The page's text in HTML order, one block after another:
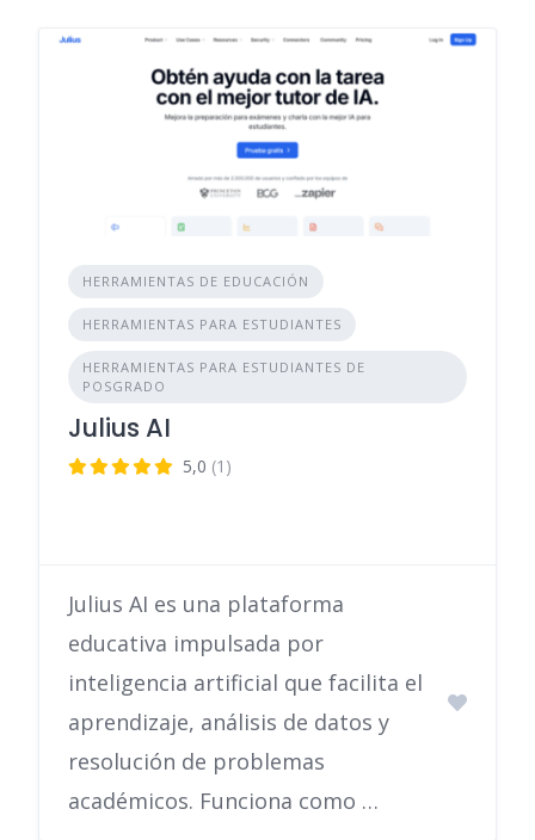
HERRAMIENTAS DE EDUCACIÓN
HERRAMIENTAS PARA ESTUDIANTES
HERRAMIENTAS PARA ESTUDIANTES DE
POSGRADO
Julius AI
5,0 (1)
Julius AI es una plataforma
educativa impulsada por
inteligencia artificial que facilita el
aprendizaje, análisis de datos y
resolución de problemas
académicos. Funciona como …